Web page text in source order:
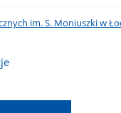
im. S. Moniuszki w